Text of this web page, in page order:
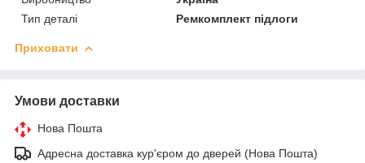
Тип деталі
Ремкомплект підлоги
Приховати
Умови доставки
Нова Пошта
Адресна доставка кур'єром до дверей (Нова Пошта)